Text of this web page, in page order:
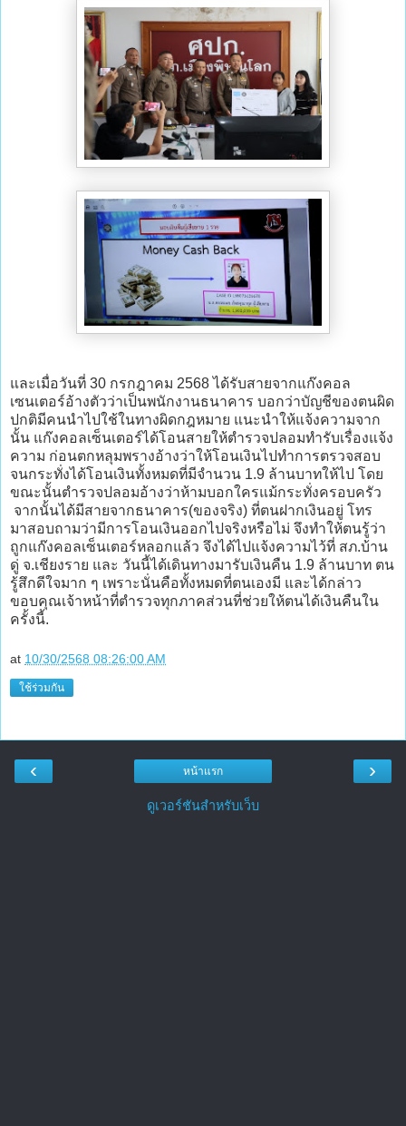
และเมื่อวันที่ 30 กรกฎาคม 2568 ได้รับสายจากแก๊งคอล
เซนเตอร์อ้างตัวว่าเป็นพนักงานธนาคาร บอกว่าบัญชีของตนผิด
ปกติมีคนนำไปใช้ในทางผิดกฎหมาย แนะนำให้แจ้งความจาก
นั้น แก๊งคอลเซ็นเตอร์ได้โอนสายให้ตำรวจปลอมทำรับเรื่องแจ้ง
ความ ก่อนตกหลุมพรางอ้างว่าให้โอนเงินไปทำการตรวจสอบ
จนกระทั่งได้โอนเงินทั้งหมดที่มีจำนวน 1.9 ล้านบาทให้ไป โดย
ขณะนั้นตำรวจปลอมอ้างว่าห้ามบอกใครแม้กระทั่งครอบครัว
จากนั้นได้มีสายจากธนาคาร(ของจริง) ที่ตนฝากเงินอยู่ โทร
มาสอบถามว่ามีการโอนเงินออกไปจริงหรือไม่ จึงทำให้ตนรู้ว่า
ถูกแก๊งคอลเซ็นเตอร์หลอกแล้ว จึงได้ไปแจ้งความไว้ที่ สภ.บ้าน
ดู่ จ.เชียงราย และ วันนี้ได้เดินทางมารับเงินคืน 1.9 ล้านบาท ตน
รู้สึกดีใจมาก ๆ เพราะนั่นคือทั้งหมดที่ตนเองมี และได้กล่าว
ขอบคุณเจ้าหน้าที่ตำรวจทุกภาคส่วนที่ช่วยให้ตนได้เงินคืนใน
ครั้งนี้.
at 10/30/2568 08:26:00 AM
ใช้ร่วมกัน
‹ ›
หน้าแรก
ดูเวอร์ชันสำหรับเว็บ